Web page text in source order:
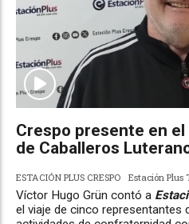
Crespo presente en
de Caballeros
ESTACIÓN PLUS CRESPO Estación Plus
Víctor Hugo Grün contó a
el viaje de cinco representantes